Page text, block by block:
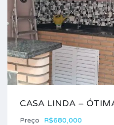
CASA LINDA –
Preço R$680,000